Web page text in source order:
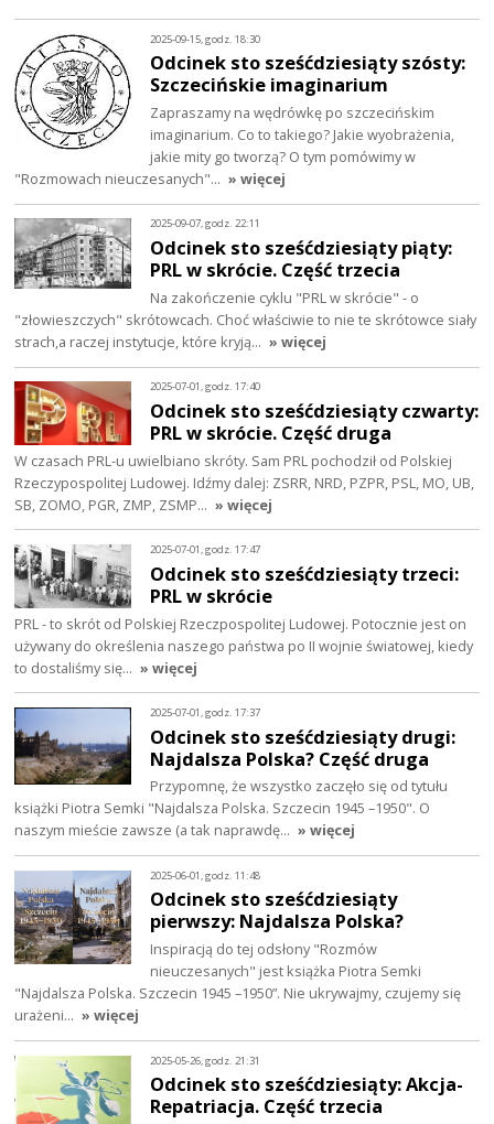
2025-09-15, godz. 18:30
Odcinek sto sześćdziesiąty szósty:
Szczecińskie imaginarium
Zapraszamy na wędrówkę po szczecińskim
imaginarium. Co to takiego? Jakie wyobrażenia,
jakie mity go tworzą? O tym pomówimy w
"Rozmowach nieuczesanych"… » więcej
2025-09-07, godz. 22:11
Odcinek sto sześćdziesiąty piąty:
PRL w skrócie. Część trzecia
Na zakończenie cyklu "PRL w skrócie" - o
"złowieszczych" skrótowcach. Choć właściwie to nie te skrótowce siały
strach,a raczej instytucje, które kryją… » więcej
2025-07-01, godz. 17:40
Odcinek sto sześćdziesiąty czwarty:
PRL w skrócie. Część druga
W czasach PRL-u uwielbiano skróty. Sam PRL pochodził od Polskiej
Rzeczypospolitej Ludowej. Idźmy dalej: ZSRR, NRD, PZPR, PSL, MO, UB,
SB, ZOMO, PGR, ZMP, ZSMP… » więcej
2025-07-01, godz. 17:47
Odcinek sto sześćdziesiąty trzeci:
PRL w skrócie
PRL - to skrót od Polskiej Rzeczpospolitej Ludowej. Potocznie jest on
używany do określenia naszego państwa po II wojnie światowej, kiedy
to dostaliśmy się… » więcej
2025-07-01, godz. 17:37
Odcinek sto sześćdziesiąty drugi:
Najdalsza Polska? Część druga
Przypomnę, że wszystko zaczęło się od tytułu
książki Piotra Semki "Najdalsza Polska. Szczecin 1945 –1950". O
naszym mieście zawsze (a tak naprawdę… » więcej
2025-06-01, godz. 11:48
Odcinek sto sześćdziesiąty
pierwszy: Najdalsza Polska?
Inspiracją do tej odsłony "Rozmów
nieuczesanych" jest książka Piotra Semki
"Najdalsza Polska. Szczecin 1945 –1950”. Nie ukrywajmy, czujemy się
urażeni… » więcej
2025-05-26, godz. 21:31
Odcinek sto sześćdziesiąty: Akcja-
Repatriacja. Część trzecia